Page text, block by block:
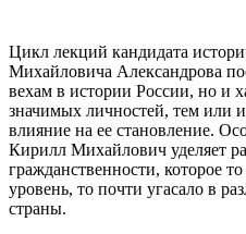
Цикл лекций кандидата
Михайловича Александрова
вехам в истории России, но и
значимых личностей, тем или
влияние на ее становление.
Кирилл Михайлович уделяет
гражданственности, которое
уровень, то почти угасало в
страны.